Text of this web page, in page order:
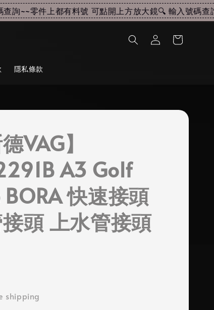
~~零件上都有料號 可點開上方放大鏡🔍 輸入號碼查詢
隱私條款
VAG】
A3 Golf
快速接頭
頭 上水管接頭
shipping